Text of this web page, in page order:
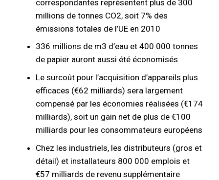
correspondantes représentent plus de 300
millions de tonnes CO2, soit 7% des
émissions totales de l’UE en 2010
336 millions de m3 d’eau et 400 000 tonnes
de papier auront aussi été économisés
Le surcoût pour l’acquisition d’appareils plus
efficaces (€62 milliards) sera largement
compensé par les économies réalisées (€174
milliards), soit un gain net de plus de €100
milliards pour les consommateurs européens
Chez les industriels, les distributeurs (gros et
détail) et installateurs 800 000 emplois et
€57 milliards de revenu supplémentaire